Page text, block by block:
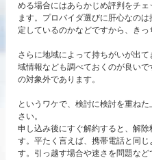
める場合にはあらかじめ評判をチ
ます。プロバイダ選びに肝心なの
定しているのかなどですから、きっ
さらに地域によって持ちがいが出
域情報なども調べておくのが良い
の対象外であります。
というワケで、検討に検討を重ね
さい。
申し込み後にすぐ解約すると、解
す。平たく言えば、携帯電話と同
す。引っ越す場合や速さを問題な